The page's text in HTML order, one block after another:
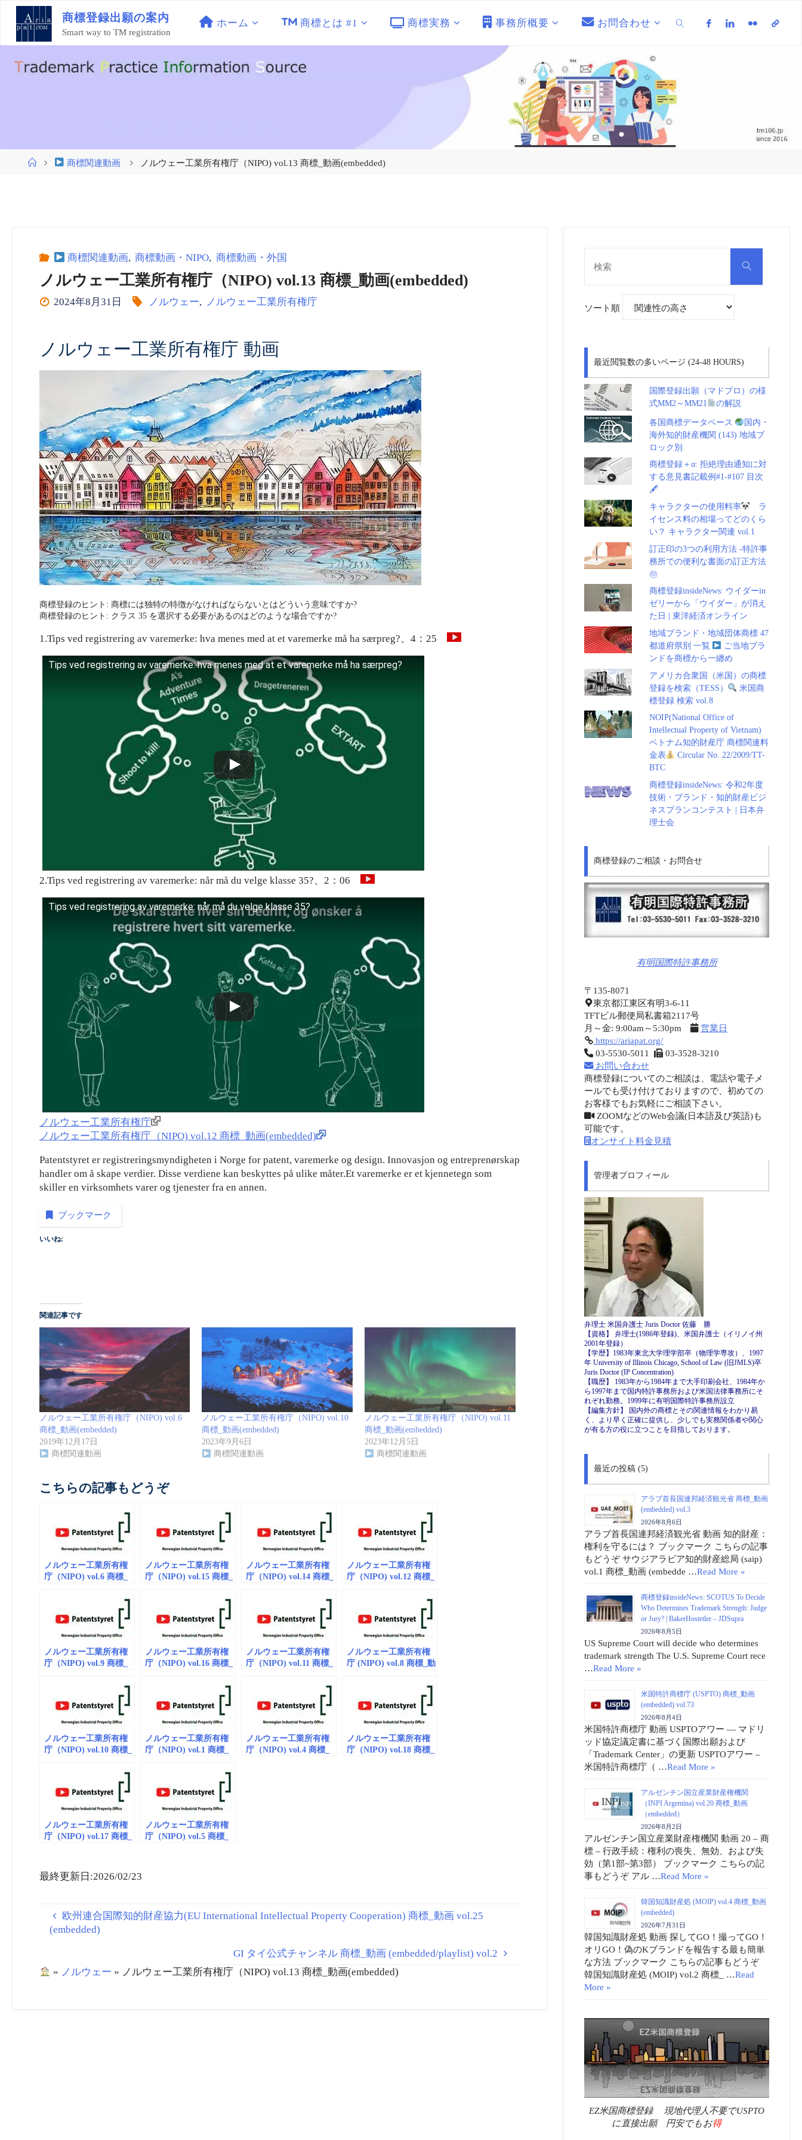
ン
商標登録出願の案内
Smart way to TM registration
ホーム 商標とは #1 商標実務 事務所概要 お問合わせ
ホ
商標関連動画 ノルウェー工業所有権庁（NIPO) vol.13 商標_動画(embedded)
商標関連動画, 商標動画・NIPO, 商標動画・外国
ノルウェー工業所有権庁（NIPO) vol.13 商標_動画(embedded)
2024年8月31日 ノルウェー, ノルウェー工業所有権庁
ノルウェー工業所有権庁 動画
商標登録のヒント: 商標には独特の特徴がなければならないとはどういう意味ですか?
商標登録のヒント: クラス 35 を選択する必要があるのはどのような場合ですか?
1.Tips ved registrering av varemerke: hva menes med at et varemerke må ha særpreg?、4：25
Tips ved registrering av varemerke: hva menes med at et varemerke må ha særpreg?
2.Tips ved registrering av varemerke: når må du velge klasse 35?、2：06
Tips ved registrering av varemerke: når må du velge klasse 35?
ノルウェー工業所有権庁
ノルウェー工業所有権庁（NIPO) vol.12 商標_動画(embedded)
Patentstyret er registreringsmyndigheten i Norge for patent, varemerke og design. Innovasjon og entreprenørskap
handler om å skape verdier. Disse verdiene kan beskyttes på ulike måter.Et varemerke er et kjennetegn som
skiller en virksomhets varer og tjenester fra en annen.
ブックマーク
いいね:
関連記事です
ノルウェー工業所有権庁（NIPO) vol.6
商標_動画(embedded)
2019年12月17日
商標関連動画
ノルウェー工業所有権庁（NIPO) vol.10
商標_動画(embedded)
2023年9月6日
商標関連動画
ノルウェー工業所有権庁（NIPO) vol.11
商標_動画(embedded)
2023年12月5日
商標関連動画
こちらの記事もどうぞ
ノルウェー工業所有権
庁（NIPO) vol.6 商標_
ノルウェー工業所有権
庁（NIPO) vol.15 商標_
ノルウェー工業所有権
庁（NIPO) vol.14 商標_
ノルウェー工業所有権
庁（NIPO) vol.12 商標_
ノルウェー工業所有権
庁（NIPO) vol.9 商標_
ノルウェー工業所有権
庁（NIPO) vol.16 商標_
ノルウェー工業所有権
庁（NIPO) vol.11 商標_
ノルウェー工業所有権
庁 (NIPO) vol.8 商標_動
ノルウェー工業所有権
庁（NIPO) vol.10 商標_
ノルウェー工業所有権
庁（NIPO) vol.1 商標_
ノルウェー工業所有権
庁（NIPO) vol.4 商標_
ノルウェー工業所有権
庁（NIPO) vol.18 商標_
ノルウェー工業所有権
庁（NIPO) vol.17 商標_
ノルウェー工業所有権
庁（NIPO) vol.5 商標_
最終更新日:2026/02/23
欧州連合国際知的財産協力(EU International Intellectual Property Cooperation) 商標_動画 vol.25
(embedded)
GI タイ公式チャンネル 商標_動画 (embedded/playlist) vol.2
» ノルウェー » ノルウェー工業所有権庁（NIPO) vol.13 商標_動画(embedded)
検
ソート順
最近閲覧数の多いページ (24-48 HOURS)
国際登録出願（マドプロ）の様
式MM2～MM21
の解説
各国商標データベース
国内・
海外知的財産機関 (143) 地域ブ
ロック別
商標登録＋α: 拒絶理由通知に対
する意見書記載例#1-#107 目次
🖋
キャラクターの使用料率
ラ
イセンス料の相場ってどのくら
い？ キャラクター関連 vol.1
訂正印の3つの利用方法 -特許事
務所での便利な書面の訂正方法
㊞
商標登録insideNews: ウイダーin
ゼリーから「ウイダー」が消え
た日 | 東洋経済オンライン
地域ブランド・地域団体商標 47
都道府県別 一覧
ご当地ブラ
ンドを商標から一纏め
アメリカ合衆国（米国）の商標
登録を検索（TESS）
米国商
標登録 検索 vol.8
NOIP(National Office of
Intellectual Property of Vietnam)
ベトナム知的財産庁 商標関連料
金表
Circular No. 22/2009/TT-
BTC
商標登録insideNews: 令和2年度
技術・ブランド・知的財産ビジ
ネスプランコンテスト | 日本弁
理士会
商標登録のご相談・お問合せ
有明国際特許事務所
〒135-8071
東京都江東区有明3-6-11
TFTビル郵便局私書箱2117号
月～金: 9:00am～5:30pm
営業日
https://ariapat.org/
03-5530-5011
03-3528-3210
お問い合わせ
商標登録についてのご相談は、電話や電子メ
ールでも受け付けておりますので、初めての
お客様でもお気軽にご相談下さい。
ZOOMなどのWeb会議(日本語及び英語)も
可能です。
オンサイト料金見積
管理者プロフィール
弁理士 米国弁護士 Juris Doctor 佐藤 勝
【資格】 弁理士(1986年登録)、米国弁護士（イリノイ州
2001年登録）
【学歴】1983年東北大学理学部卒（物理学専攻）、1997
年 University of Illinois Chicago, School of Law (旧JMLS)卒
Juris Doctor (IP Concentration)
【職歴】 1983年から1984年まで大手印刷会社、1984年か
ら1997年まで国内特許事務所および米国法律事務所にそ
れぞれ勤務。1999年に有明国際特許事務所設立
【編集方針】 国内外の商標とその関連情報をわかり易
く、より早く正確に提供し、少しでも実務関係者や関心
が有る方の役に立つことを目指しております。
最近の投稿 (5)
アラブ首長国連邦経済観光省 商標_動画
(embedded) vol.3
2026年8月6日
アラブ首長国連邦経済観光省 動画 知的財産：
権利を守るには？ ブックマーク こちらの記事
もどうぞ サウジアラビア知的財産総局 (saip)
vol.1 商標_動画 (embedde …Read More »
商標登録insideNews: SCOTUS To Decide
Who Determines Trademark Strength: Judge
or Jury? | BakerHostetler – JDSupra
2026年8月5日
US Supreme Court will decide who determines
trademark strength The U.S. Supreme Court rece
…Read More »
米国特許商標庁 (USPTO) 商標_動画
(embedded) vol.73
2026年8月4日
米国特許商標庁 動画 USPTOアワー ― マドリ
ッド協定議定書に基づく国際出願および
「Trademark Center」の更新 USPTOアワー –
米国特許商標庁（ …Read More »
アルゼンチン国立産業財産権機関
（INPI Argentina) vol.20 商標_動画
（embedded）
2026年8月2日
アルゼンチン国立産業財産権機関 動画 20 – 商
標 – 行政手続：権利の喪失、無効、および失
効（第1部~第3部） ブックマーク こちらの記
事もどうぞ アル …Read More »
韓国知識財産処 (MOIP) vol.4 商標_動画
(embedded)
2026年7月31日
韓国知識財産処 動画 探してGO！撮ってGO！
オリGO！偽のKブランドを報告する最も簡単
な方法 ブックマーク こちらの記事もどうぞ
韓国知識財産処 (MOIP) vol.2 商標_ …Read
More »
EZ米国商標登録 現地代理人不要でUSPTO
に直接出願 円安でもお得